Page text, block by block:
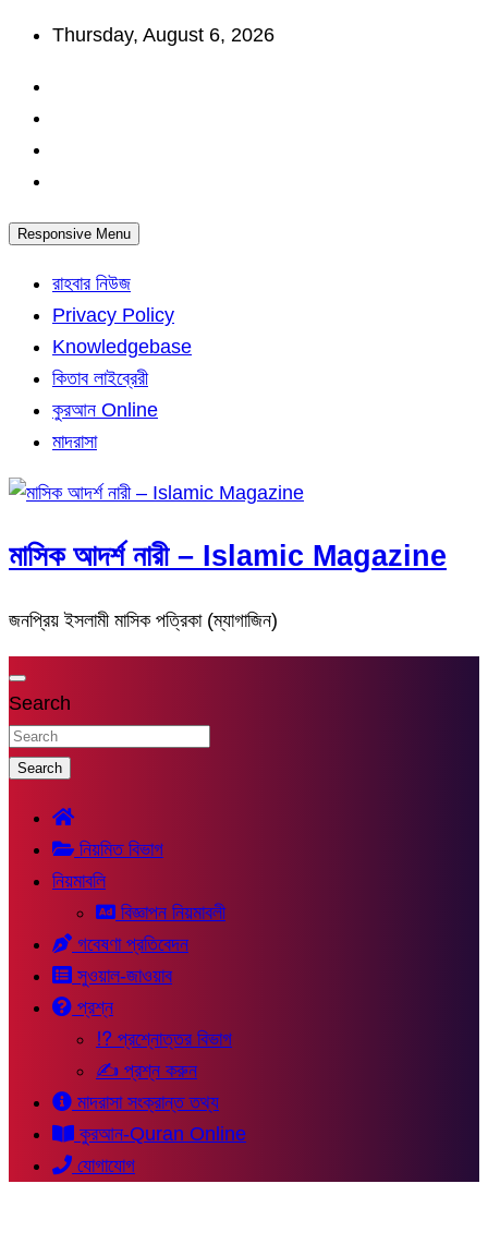
Skip
content
Thursday, August 6, 2026
Responsive Menu
রাহবার নিউজ
Privacy Policy
Knowledgebase
কিতাব লাইব্রেরী
কুরআন Online
মাদরাসা
মাসিক আদর্শ নারী – Islamic Magazine
জনপ্রিয় ইসলামী মাসিক পত্রিকা (ম্যাগাজিন)
Search
Search
নিয়মিত বিভাগ
নিয়মাবলি
বিজ্ঞাপন নিয়মাবলী
গবেষণা প্রতিবেদন
সুওয়াল-জাওয়াব
প্রশ্ন
⁉ প্রশ্নোত্তর বিভাগ
✍ প্রশ্ন করুন
মাদরাসা সংক্রান্ত তথ্য
কুরআন-Quran Online
যোগাযোগ